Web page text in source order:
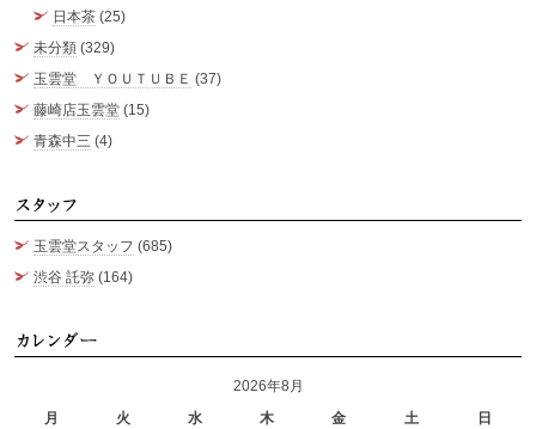
日本茶 (25)
未分類 (329)
玉雲堂 ＹＯＵＴＵＢＥ (37)
藤崎店玉雲堂 (15)
青森中三 (4)
玉雲堂スタッフ (685)
渋谷 託弥 (164)
2026年8月
月
火 水 木 金 土
日